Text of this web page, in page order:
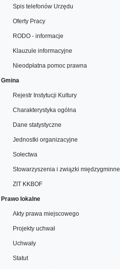
Spis telefonów Urzędu
Oferty Pracy
RODO - informacje
Klauzule informacyjne
Nieodpłatna pomoc prawna
Gmina
Rejestr Instytucji Kultury
Charakterystyka ogólna
Dane statystyczne
Jednostki organizacyjne
Sołectwa
Stowarzyszenia i związki międzygminne
ZIT KKBOF
Prawo lokalne
Akty prawa miejscowego
Projekty uchwał
Uchwały
Statut